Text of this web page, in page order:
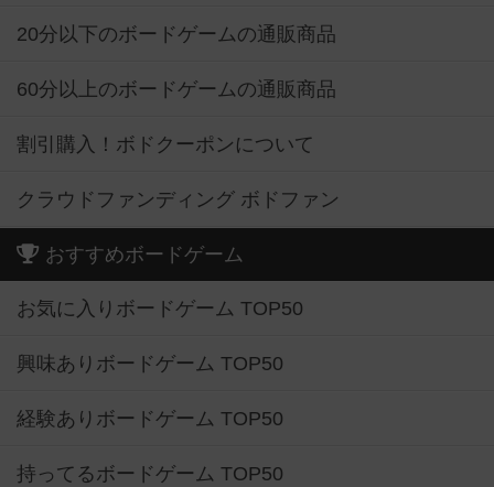
20分以下のボードゲームの通販商品
60分以上のボードゲームの通販商品
割引購入！ボドクーポンについて
クラウドファンディング ボドファン
おすすめボードゲーム
お気に入りボードゲーム TOP50
興味ありボードゲーム TOP50
経験ありボードゲーム TOP50
持ってるボードゲーム TOP50